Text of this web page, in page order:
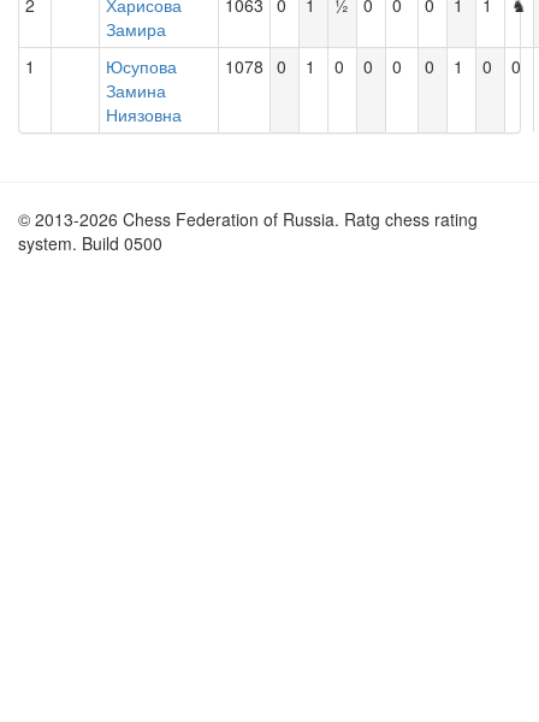
2
Харисова
Замира
1063 0 1 ½ 0 0 0 1 1 ♞
1
Юсупова
Замина
Ниязовна
1078 0 1 0 0 0 0 1 0 0
© 2013-2026 Chess Federation of Russia. Ratg chess rating
system. Build 0500